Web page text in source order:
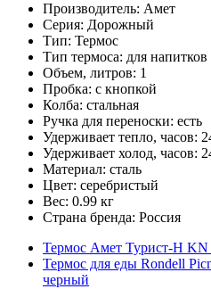
Производитель: Амет
Серия: Дорожный
Тип: Термос
Тип термоса: для напитков
Объем, литров: 1
Пробка: с кнопкой
Колба: стальная
Ручка для переноски: есть
Удерживает тепло, часов:
Удерживает холод, часов:
Материал: сталь
Цвет: серебристый
Вес: 0.99 кг
Страна бренда: Россия
Термос Амет Турист-Н KN
Термос для еды Rondell
черный